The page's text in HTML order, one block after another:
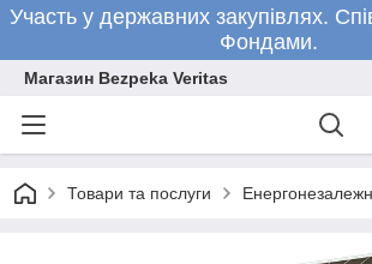
Участь у державних закупівлях.
Фондами.
Магазин Bezpeka Veritas
Товари та послуги